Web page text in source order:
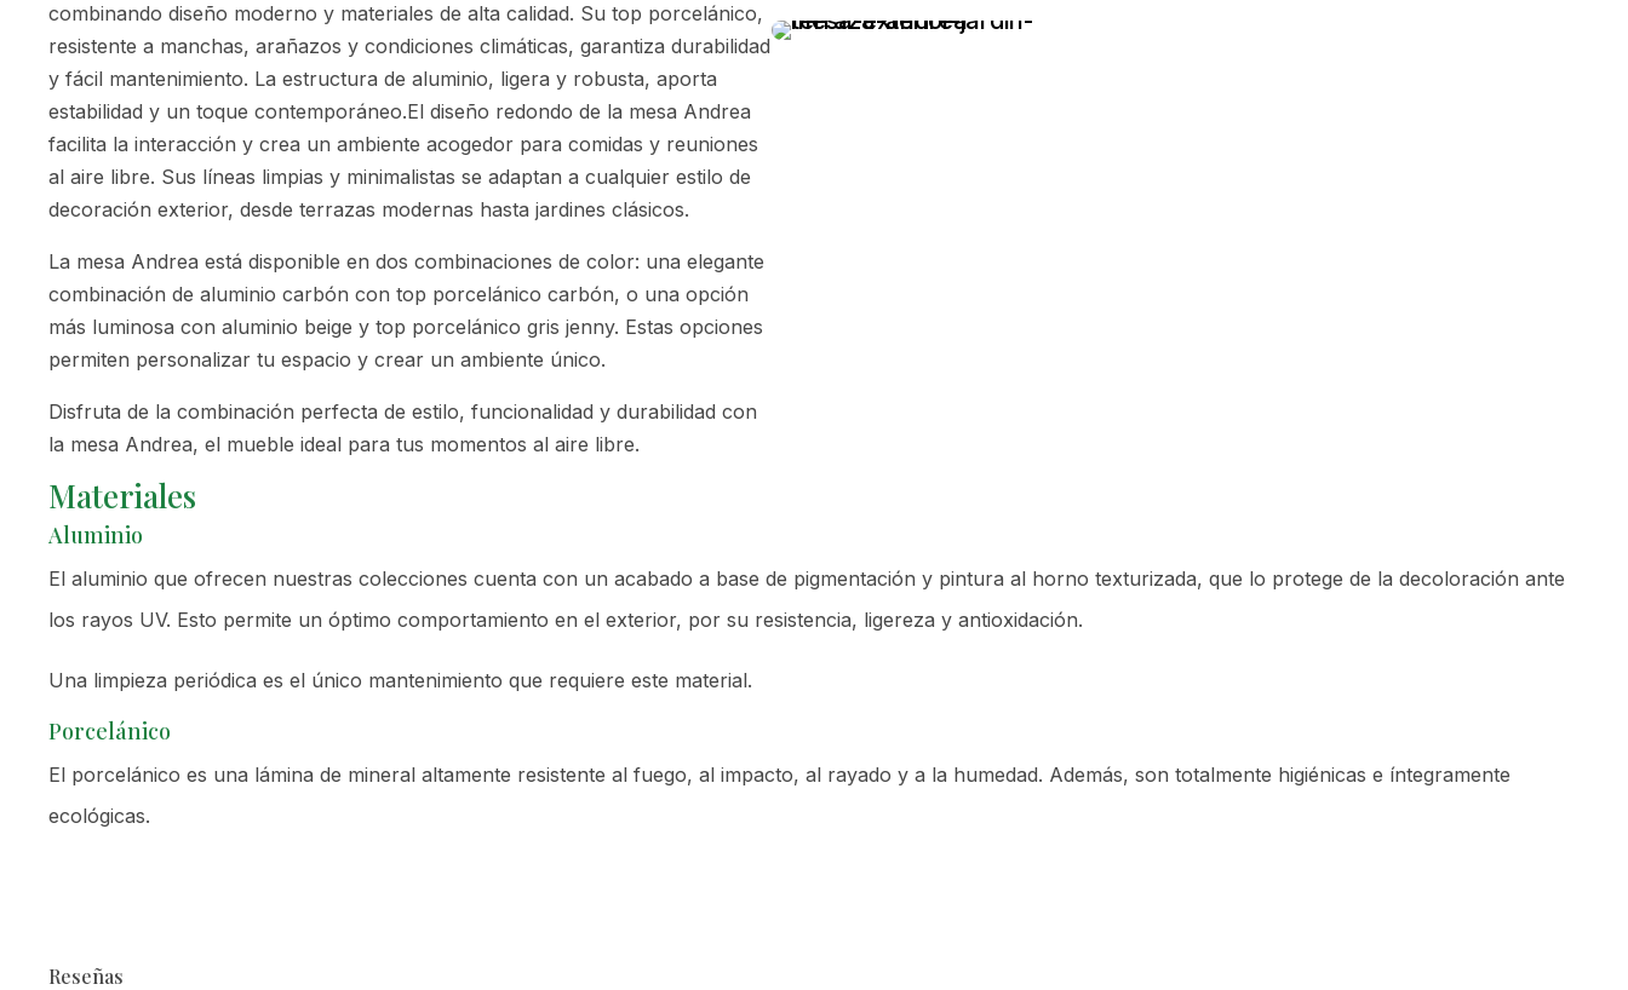
combinando diseño moderno y materiales de alta calidad. Su top porcelánico,
resistente a manchas, arañazos y condiciones climáticas, garantiza durabilidad
y fácil mantenimiento. La estructura de aluminio, ligera y robusta, aporta
estabilidad y un toque contemporáneo.El diseño redondo de la mesa Andrea
facilita la interacción y crea un ambiente acogedor para comidas y reuniones
al aire libre. Sus líneas limpias y minimalistas se adaptan a cualquier estilo de
decoración exterior, desde terrazas modernas hasta jardines clásicos.
La mesa Andrea está disponible en dos combinaciones de color: una elegante
combinación de aluminio carbón con top porcelánico carbón, o una opción
más luminosa con aluminio beige y top porcelánico gris jenny. Estas opciones
permiten personalizar tu espacio y crear un ambiente único.
Disfruta de la combinación perfecta de estilo, funcionalidad y durabilidad con
la mesa Andrea, el mueble ideal para tus momentos al aire libre.
Materiales
Aluminio
El aluminio que ofrecen nuestras colecciones cuenta con un acabado a base de pigmentación y pintura al horno texturizada, que lo protege de la decoloración ante
los rayos UV. Esto permite un óptimo comportamiento en el exterior, por su resistencia, ligereza y antioxidación.
Una limpieza periódica es el único mantenimiento que requiere este material.
Porcelánico
El porcelánico es una lámina de mineral altamente resistente al fuego, al impacto, al rayado y a la humedad. Además, son totalmente higiénicas e íntegramente
ecológicas.
Reseñas